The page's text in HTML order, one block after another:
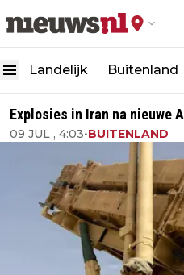
Landelijk Buitenland
Explosies in Iran na nieuwe
09 JUL , 4:03•BUITENLAND